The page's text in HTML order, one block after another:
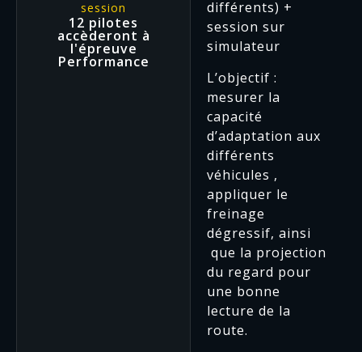
session
12 pilotes
accèderont à
l'épreuve
Performance
différents) +
session sur
simulateur
L’objectif :
mesurer la
capacité
d’adaptation aux
différents
véhicules ,
appliquer le
freinage
dégressif, ainsi
que la projection
du regard pour
une bonne
lecture de la
route.